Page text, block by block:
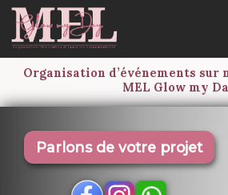
Organisation d’événements sur
MEL Glow my
Parlons de votre projet